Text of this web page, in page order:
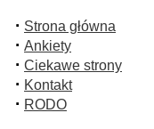
· Strona główna
· Ankiety
· Ciekawe strony
· Kontakt
· RODO